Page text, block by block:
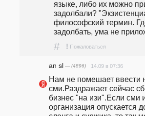
языке, либо их можно
задолбали?
философский термин.
задолбать, ума не
# ! Пожаловаться
an sl — (4896) 14.09 в 07:36
Нам не помешает ввести
сми.Раздражает сейчас
бизнес "на изи".Если сми
организация опускается